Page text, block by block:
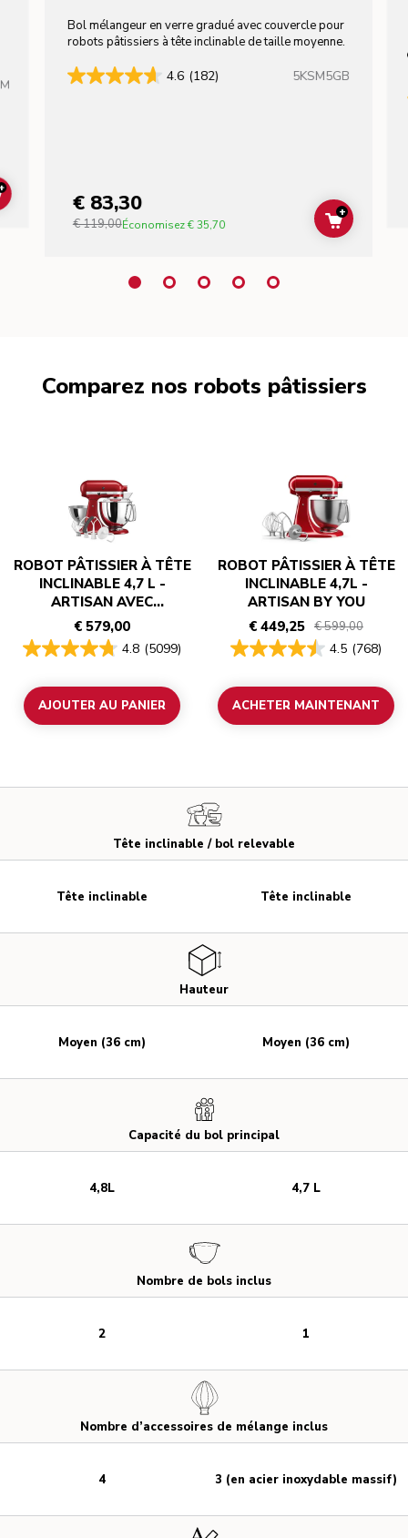
ADD TO CART
Bol mélangeur en verre gradué avec couvercle pour
robots pâtissiers à tête inclinable de taille moyenne.
4.6 (182) 5KSM5GB
€ 83,30
€ 119,00Économisez€ 35,70 ADD TO
+
Comparez nos robots pâtissiers
ROBOT PÂTISSIER À TÊTE
INCLINABLE 4,7 L -
ARTISAN AVEC
ACCESSOIRES
€ 579,00
4.8 (5099)
AJOUTER AU PANIER
ROBOT PÂTISSIER À TÊTE
INCLINABLE 4,7L -
ARTISAN BY YOU
€ 449,25 € 599,00
4.5 (768)
ACHETER MAINTENANT
Tête inclinable / bol relevable
Hauteur
Capacité du bol principal
Nombre de bols inclus
Nombre d’accessoires de mélange inclus
Tête inclinable
Moyen (36 cm)
4,8L
2
4
Tête inclinable
Moyen (36 cm)
4,7 L
1
3 (en acier inoxydable massif)